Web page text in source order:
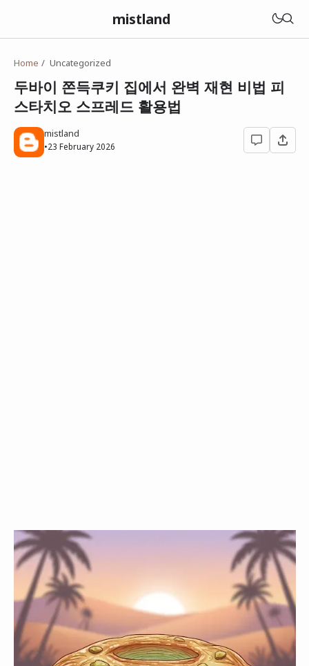
mistland
Home Uncategorized
두바이 쫀득쿠키 집에서 완벽 재현 비법 피
스타치오 스프레드 활용법
mistland
•23 February 2026